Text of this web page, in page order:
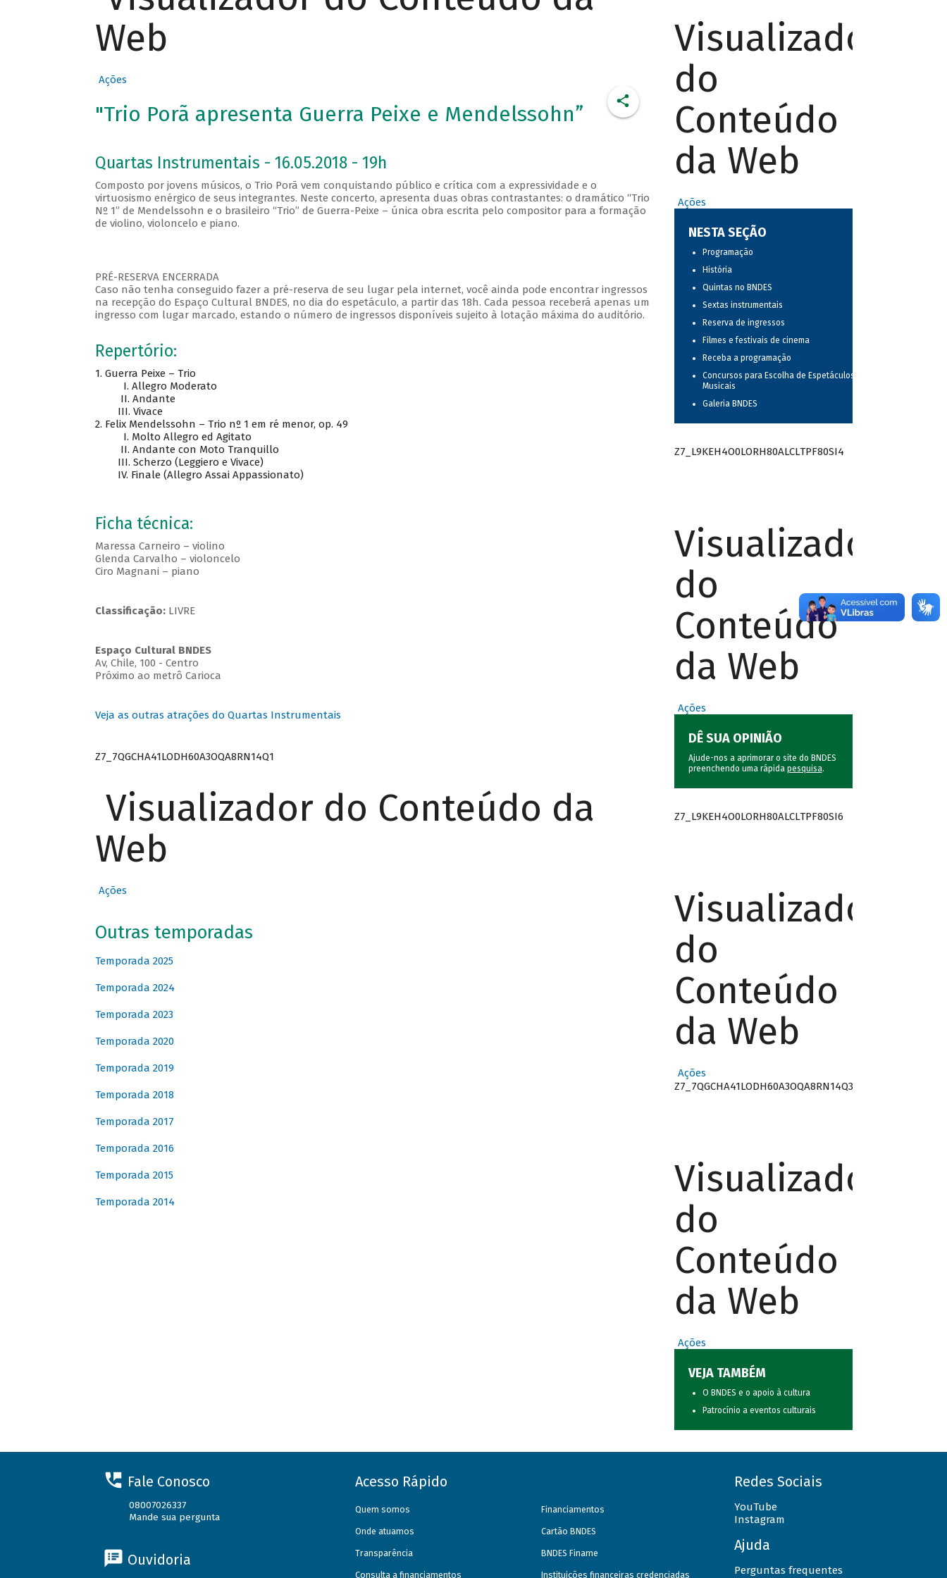
Web
Ações
"Trio Porã apresenta Guerra Peixe e Mendelssohn”
Quartas Instrumentais - 16.05.2018 - 19h
Composto por jovens músicos, o Trio Porã vem conquistando público e crítica com a expressividade e o
virtuosismo enérgico de seus integrantes. Neste concerto, apresenta duas obras contrastantes: o dramático “Trio
Nº 1” de Mendelssohn e o brasileiro “Trio” de Guerra-Peixe – única obra escrita pelo compositor para a formação
de violino, violoncelo e piano.
PRÉ-RESERVA ENCERRADA
Caso não tenha conseguido fazer a pré-reserva de seu lugar pela internet, você ainda pode encontrar ingressos
na recepção do Espaço Cultural BNDES, no dia do espetáculo, a partir das 18h. Cada pessoa receberá apenas um
ingresso com lugar marcado, estando o número de ingressos disponíveis sujeito à lotação máxima do auditório.
Repertório:
1. Guerra Peixe – Trio
I. Allegro Moderato
II. Andante
III. Vivace
2. Felix Mendelssohn – Trio nº 1 em ré menor, op. 49
I. Molto Allegro ed Agitato
II. Andante con Moto Tranquillo
III. Scherzo (Leggiero e Vivace)
IV. Finale (Allegro Assai Appassionato)
Ficha técnica:
Maressa Carneiro – violino
Glenda Carvalho – violoncelo
Ciro Magnani – piano
Classificação:LIVRE
Espaço Cultural BNDES
Av, Chile, 100 - Centro
Próximo ao metrô Carioca
Veja as outras atrações do Quartas Instrumentais
Z7_7QGCHA41LODH60A3OQA8RN14Q1
Visualizador do Conteúdo da
Web
Ações
Outras temporadas
Temporada 2025
Temporada 2024
Temporada 2023
Temporada 2020
Temporada 2019
Temporada 2018
Temporada 2017
Temporada 2016
Temporada 2015
Temporada 2014
Visualizador
do
Conteúdo
da Web
Ações
NESTA SEÇÃO
Programação
História
Quintas no BNDES
Sextas instrumentais
Reserva de ingressos
Filmes e festivais de cinema
Receba a programação
Concursos para Escolha de Espetáculos
Musicais
Galeria BNDES
Z7_L9KEH4O0LORH80ALCLTPF80SI4
Visualizador
do
Conteúdo
da Web
Ações
DÊ SUA OPINIÃO
Ajude-nos a aprimorar o site do BNDES
preenchendo uma rápida pesquisa.
Z7_L9KEH4O0LORH80ALCLTPF80SI6
Visualizador
do
Conteúdo
da Web
Ações
Z7_7QGCHA41LODH60A3OQA8RN14Q3
Visualizador
do
Conteúdo
da Web
Ações
VEJA TAMBÉM
O BNDES e o apoio à cultura
Patrocínio a eventos culturais
Fale Conosco
08007026337
Mande sua pergunta
Ouvidoria
Acesso Rápido
Quem somos
Onde atuamos
Transparência
Consulta a financiamentos
Financiamentos
Cartão BNDES
BNDES Finame
Instituições financeiras credenciadas
Redes Sociais
YouTube
Instagram
Ajuda
Perguntas frequentes